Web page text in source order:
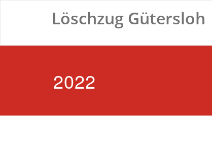
Löschzug Gütersloh
2022